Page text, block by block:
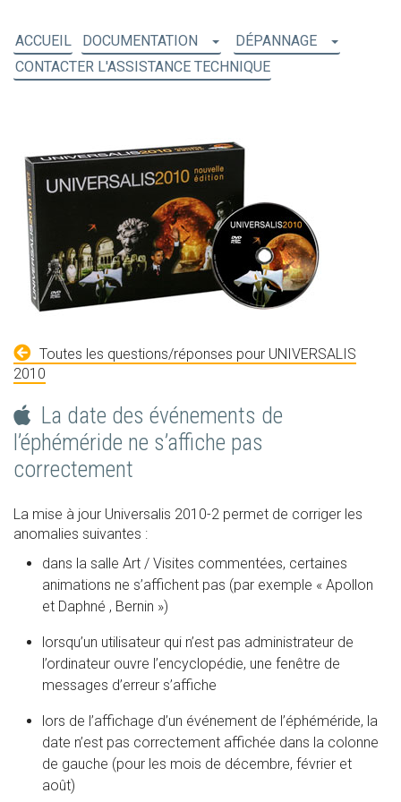
ACCUEIL DOCUMENTATION
DÉPANNAGE
CONTACTER L'ASSISTANCE TECHNIQUE
Toutes les questions/réponses pour UNIVERSALIS
2010
La date des événements de
l’éphéméride ne s’affiche pas
correctement
La mise à jour Universalis 2010-2 permet de corriger les
anomalies suivantes :
dans la salle Art / Visites commentées, certaines
animations ne s’affichent pas (par exemple « Apollon
et Daphné , Bernin »)
lorsqu’un utilisateur qui n’est pas administrateur de
l’ordinateur ouvre l’encyclopédie, une fenêtre de
messages d’erreur s’affiche
lors de l’affichage d’un événement de l’éphéméride, la
date n’est pas correctement affichée dans la colonne
de gauche (pour les mois de décembre, février et
août)